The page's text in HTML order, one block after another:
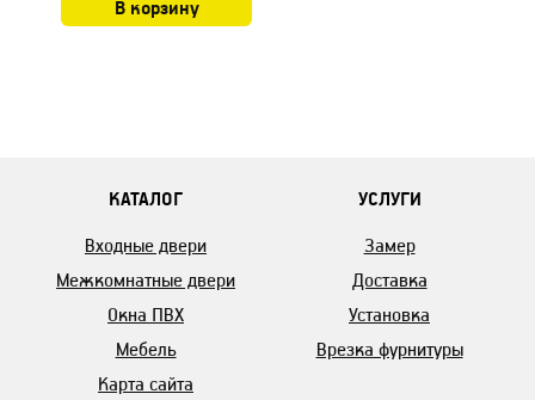
В корзину
КАТАЛОГ
Входные двери
Межкомнатные двери
Окна ПВХ
Мебель
Карта сайта
УСЛУГИ
Замер
Доставка
Установка
Врезка фурнитуры